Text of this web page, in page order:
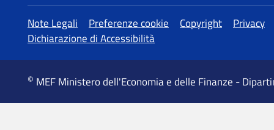
MEF Ministero dell'Economia e delle Finanze -